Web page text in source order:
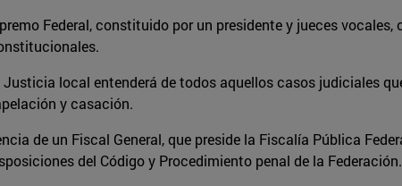
Federal, constituido por un presidente y jueces
local entenderá de todos aquellos casos judiciales
y casación.
de un Fiscal General, que preside la Fiscalía Pública
del Código y Procedimiento penal de la Federación.